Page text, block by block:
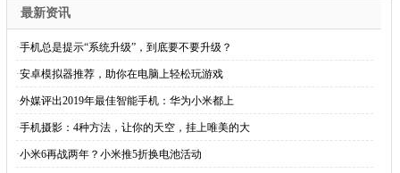
最新资讯
·手机总是提示“系统升级”，到底要不要升级？
·安卓模拟器推荐，助你在电脑上轻松玩游戏
·外媒评出2019年最佳智能手机：华为小米都上
·手机摄影：4种方法，让你的天空，挂上唯美的大
·小米6再战两年？小米推5折换电池活动